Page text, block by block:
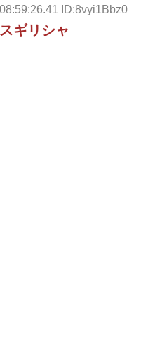
ID:8vyi1Bbz0
ギリシャ